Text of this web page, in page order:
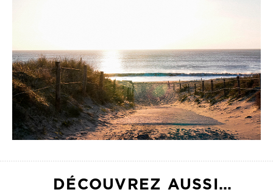
DÉCOUVREZ AUSSI…